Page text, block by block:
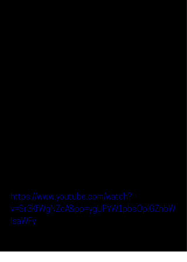
https://www.youtube.com/watch?
v=Sr3KfWgNZcA&pp=ygUPYW1pbsOpIGZhbW
lsaWFy